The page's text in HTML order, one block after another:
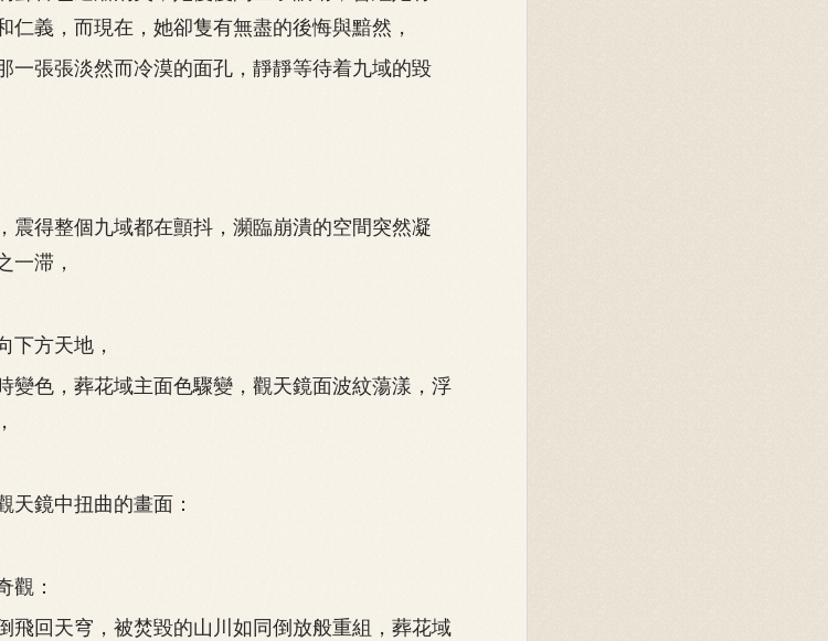
仁義，而現在，她卻隻有無盡的後悔與黯然，
張張淡然而冷漠的面孔，靜靜等待着九域的毀
得整個九域都在顫抖，瀕臨崩潰的空間突然凝
一滞，
方天地，
色，葬花域主面色驟變，觀天鏡面波紋蕩漾，浮
鏡中扭曲的畫面：
：
回天穹，被焚毀的山川如同倒放般重組，葬花域